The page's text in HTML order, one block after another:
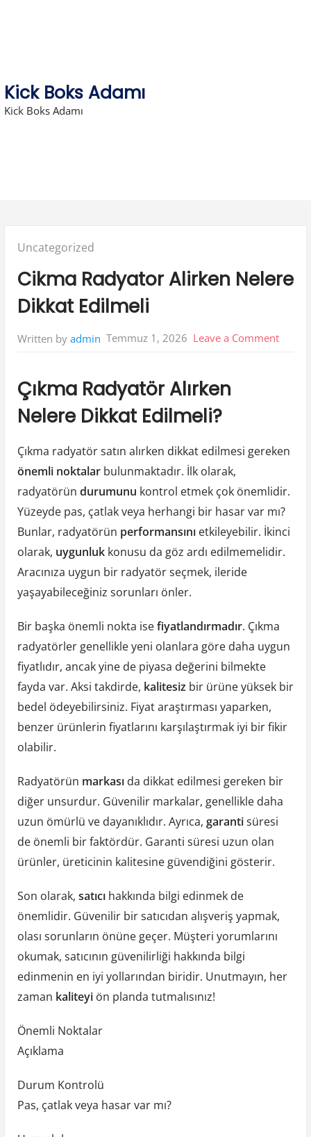
Kick Boks Adamı
Kick Boks Adamı
Posted
Uncategorized
Cikma Radyator Alirken Nelere
Dikkat Edilmeli
Written by admin Temmuz 1, 2026 Leave a Commenton
Çıkma Radyatör Alırken
Nelere Dikkat Edilmeli?
Çıkma radyatör satın alırken dikkat edilmesi gereken
önemli noktalarbulunmaktadır. İlk olarak,
radyatörün durumunu kontrol etmek çok önemlidir.
Yüzeyde pas, çatlak veya herhangi bir hasar var mı?
Bunlar, radyatörün performansınıetkileyebilir. İkinci
olarak, uygunlukkonusu da göz ardı edilmemelidir.
Aracınıza uygun bir radyatör seçmek, ileride
yaşayabileceğiniz sorunları önler.
Bir başka önemli nokta isefiyatlandırmadır. Çıkma
radyatörler genellikle yeni olanlara göre daha uygun
fiyatlıdır, ancak yine de piyasa değerini bilmekte
fayda var. Aksi takdirde, kalitesiz bir ürüne yüksek bir
bedel ödeyebilirsiniz. Fiyat araştırması yaparken,
benzer ürünlerin fiyatlarını karşılaştırmak iyi bir fikir
olabilir.
Radyatörün markasıda dikkat edilmesi gereken bir
diğer unsurdur. Güvenilir markalar, genellikle daha
uzun ömürlü ve dayanıklıdır. Ayrıca, garantisüresi
de önemli bir faktördür. Garanti süresi uzun olan
ürünler, üreticinin kalitesine güvendiğini gösterir.
Son olarak, satıcıhakkında bilgi edinmek de
önemlidir. Güvenilir bir satıcıdan alışveriş yapmak,
olası sorunların önüne geçer. Müşteri yorumlarını
okumak, satıcının güvenilirliği hakkında bilgi
edinmenin en iyi yollarından biridir. Unutmayın, her
zaman kaliteyiön planda tutmalısınız!
Önemli Noktalar
Açıklama
Durum Kontrolü
Pas, çatlak veya hasar var mı?